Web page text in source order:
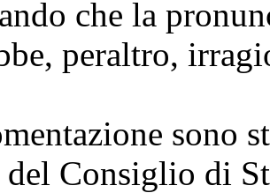
che la
peraltro,
sono
del Consiglio di